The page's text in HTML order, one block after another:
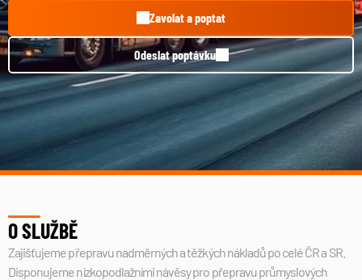
Zavolat a poptat
Odeslat poptávku
O SLUŽBĚ
Zajišťujeme přepravu nadměrných a těžkých nákladů po celé ČR a SR.
Disponujeme nízkopodlažními návěsy pro přepravu průmyslových